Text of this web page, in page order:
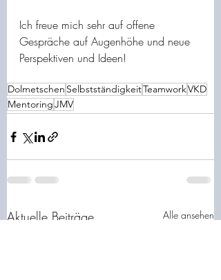
Ich freue mich sehr auf offene
Gespräche auf Augenhöhe und neue
Perspektiven und Ideen!
Dolmetschen SelbstständigkeitTeamworkVKD
MentoringJMV
Aktuelle Beiträge Alle ansehen